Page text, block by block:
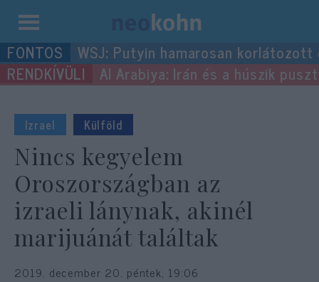
Kilépés
a
tartalomba
WSJ: Putyin hamarosan
Al Arabiya: Irán és a húszik
Izrael Külföld
Nincs kegyelem
Oroszországban az
izraeli lánynak, akinél
marijuánát találtak
2019. december 20. péntek, 19:06